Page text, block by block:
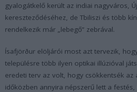
gyalogátkelő került az indiai nagyváros,
kereszteződéséhez, de Tbiliszi és több
rendelkezik már „lebegő” zebrával.
Ísafjörður elöljárói most azt tervezik,
településre több ilyen optikai illúzióval
eredeti terv az volt, hogy csökkentsék az
időközben annyira népszerű lett a